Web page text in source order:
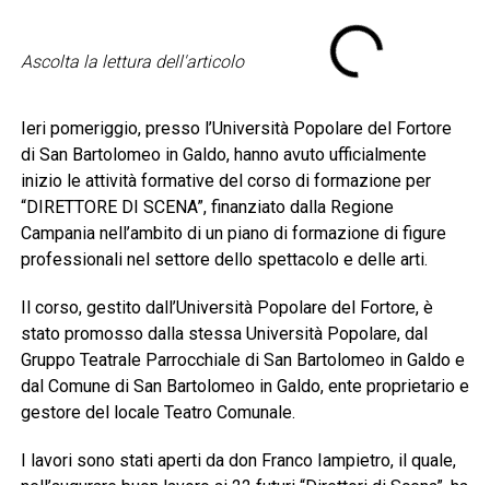
Ascolta la lettura dell'articolo
Ieri pomeriggio, presso l’Università Popolare del Fortore
di San Bartolomeo in Galdo, hanno avuto ufficialmente
inizio le attività formative del corso di formazione per
“DIRETTORE DI SCENA”, finanziato dalla Regione
Campania nell’ambito di un piano di formazione di figure
professionali nel settore dello spettacolo e delle arti.
Il corso, gestito dall’Università Popolare del Fortore, è
stato promosso dalla stessa Università Popolare, dal
Gruppo Teatrale Parrocchiale di San Bartolomeo in Galdo e
dal Comune di San Bartolomeo in Galdo, ente proprietario e
gestore del locale Teatro Comunale.
I lavori sono stati aperti da don Franco Iampietro, il quale,